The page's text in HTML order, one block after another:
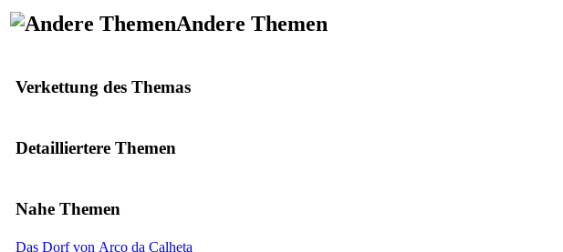
Andere Themen
Verkettung des Themas
Detailliertere Themen
Nahe Themen
Das Dorf von Arco da Calheta